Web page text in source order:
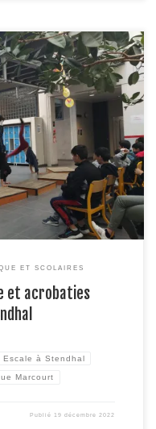
à Stendhal, Benoit
de leurs invité.e.s, ont
du collège. Ce lundi 5
pu assister à un numéro de
ET SCOLAIRES
et acrobaties
Escale à Stendhal
Marcourt
Publié 19 décembre 2022